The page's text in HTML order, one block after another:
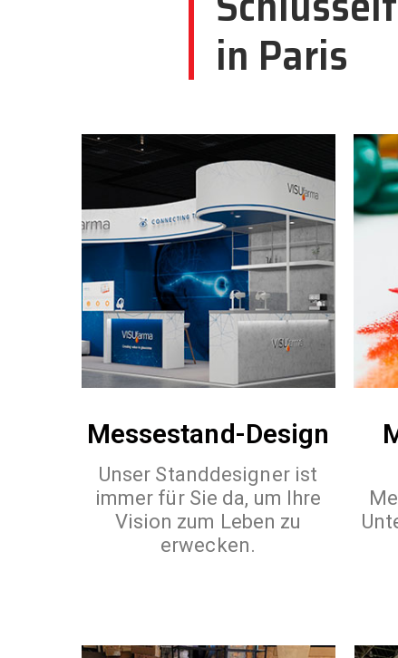
in Paris
Messestand-Design
Unser Standdesigner ist
immer für Sie da, um Ihre
Vision zum Leben zu
erwecken.